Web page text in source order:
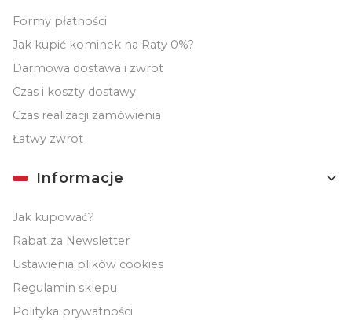
Formy płatności
Jak kupić kominek na Raty 0%?
Darmowa dostawa i zwrot
Czas i koszty dostawy
Czas realizacji zamówienia
Łatwy zwrot
Informacje
Jak kupować?
Rabat za Newsletter
Ustawienia plików cookies
Regulamin sklepu
Polityka prywatności